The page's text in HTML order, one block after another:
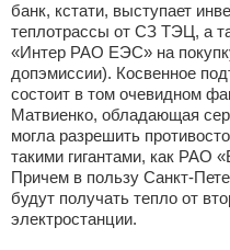
банк, кстати, выступает
теплотрассы от СЗ ТЭЦ, а
«Интер РАО ЕЭС» на
допэмиссии). Косвенное
состоит в том очевидном
Матвиенко, обладающая
могла разрешить
такими гигантами, как РАО
Причем в пользу Санкт-
будут получать тепло от
электростанции.